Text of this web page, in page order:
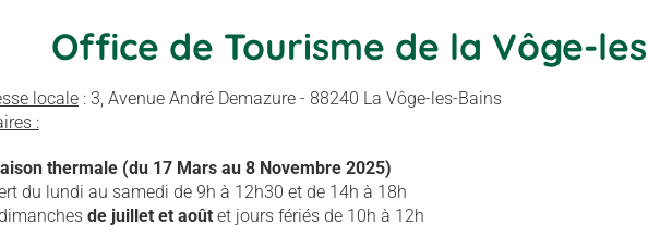
Office de Tourisme de la Vôge-
locale : 3, Avenue André Demazure - 88240 La Vôge-les-Bains
:
thermale (du 17 Mars au 8 Novembre 2025)
du lundi au samedi de 9h à 12h30 et de 14h à 18h
de juillet et août et jours fériés de 10h à 12h